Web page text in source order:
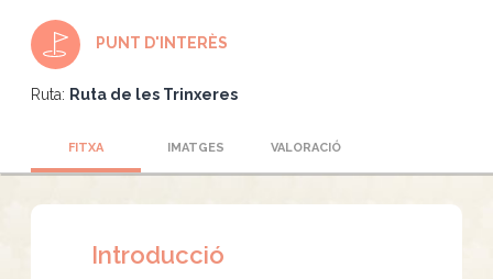
PUNT D'INTERÈS
Ruta: Ruta de les Trinxeres
FITXA IMATGES VALORACIÓ
Introducció